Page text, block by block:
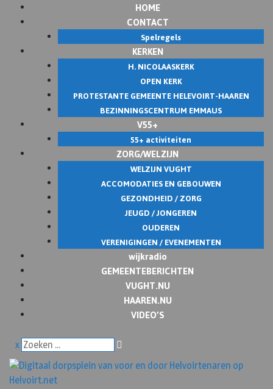
HOME
CONTACT
Spelregels
KERKEN
H. NICOLAASKERK
OPEN KERK
PROTESTANTE GEMEENTE HELEVOIRT-HAAREN
BEZINNINGSCENTRUM EMMAUS
V55+
55+ activiteiten
ZORG/WELZIJN
WELZIJN VUGHT
ACCOMODATIES EN GEBOUWEN
GEZONDHEID / ZORG
JEUGD / JONGEREN
OUDEREN
VERENIGINGEN / EVENEMENTEN
wijkradio
GEMEENTEBERICHTEN
VUGHT.NU
HAAREN.NU
VIDEO’S
x